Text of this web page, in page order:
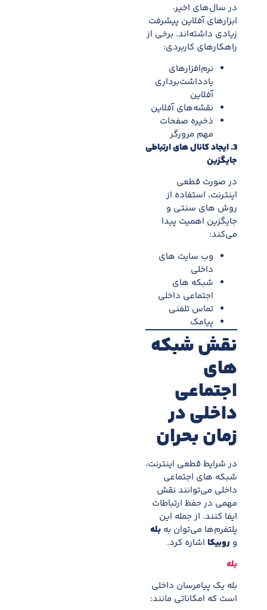
در سال‌های اخير،
ابزارهای آفلاین پيشرفت
زيادی داشته‌اند. برخی از
راهکارهای کاربردی:
نرم‌افزارهای
يادداشت‌برداری
آفلاین
نقشه‌های آفلاین
ذخيره صفحات
مهم مرورگر
3. ايجاد کانال های ارتباطی
جايگزين
در صورت قطعی
اینترنت، استفاده از
روش های سنتی و
جايگزين اهميت پيدا
می‌کند:
وب سایت های
داخلی
شبکه های
اجتماعی داخلی
تماس تلفنی
پيامک
نقش شبکه
های
اجتماعی
داخلی در
زمان بحران
در شرايط قطعی اینترنت،
شبکه های اجتماعی
داخلی می‌توانند نقش
مهمی در حفظ ارتباطات
ايفا کنند. از جمله اين
پلتفرم‌ها می‌توان به بله
و روبیکا اشاره کرد.
بله
بله يک پيامرسان داخلی
است که امکاناتی مانند: